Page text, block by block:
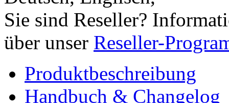
Sie sind Reseller?
über unser Reseller-
Produktbeschreibung
Handbuch & Changelog